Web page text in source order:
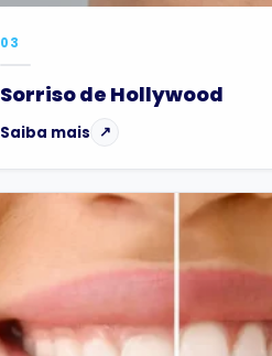
03
Sorriso de Hollywood
Saiba mais ↗